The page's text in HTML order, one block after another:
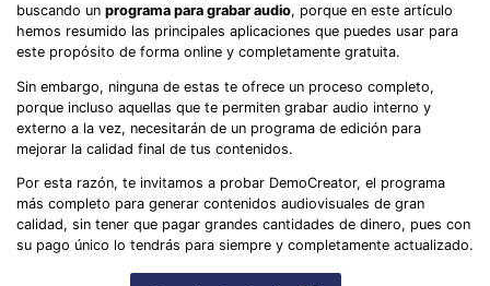
buscando un programa para grabar audio, porque en este artículo
hemos resumido las principales aplicaciones que puedes usar para
este propósito de forma online y completamente gratuita.
Sin embargo, ninguna de estas te ofrece un proceso completo,
porque incluso aquellas que te permiten grabar audio interno y
externo a la vez, necesitarán de un programa de edición para
mejorar la calidad final de tus contenidos.
Por esta razón, te invitamos a probar DemoCreator, el programa
más completo para generar contenidos audiovisuales de gran
calidad, sin tener que pagar grandes cantidades de dinero, pues con
su pago único lo tendrás para siempre y completamente actualizado.